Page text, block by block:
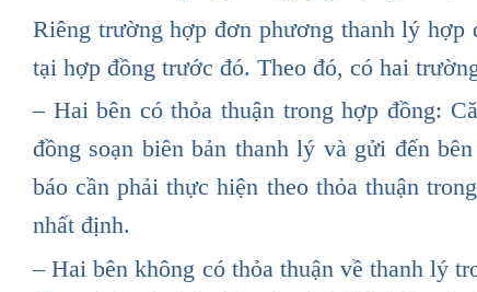
Riêng trường hợp đơn phương thanh lý hợp
tại hợp đồng trước đó. Theo đó, có hai
– Hai bên có thỏa thuận trong hợp đồng:
đồng soạn biên bản thanh lý và gửi đến
báo cần phải thực hiện theo thỏa thuận
nhất định.
– Hai bên không có thỏa thuận về thanh lý